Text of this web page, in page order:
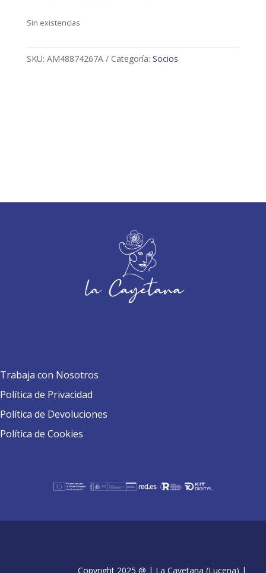
Sin existencias
SKU: AM48874267A Categoría: Socios
Trabaja con Nosotros
Política de Privacidad
Política de Devoluciones
Política de Cookies
Copyright 2025 @ | La Cayetana (Lucena) |